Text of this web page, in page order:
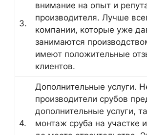
3.
внимание на опыт и
производителя. Лучше
компании, которые уже
занимаются
имеют положительные
клиентов.
4.
Дополнительные услуги.
производители срубов
дополнительные услуги,
монтаж сруба на участке